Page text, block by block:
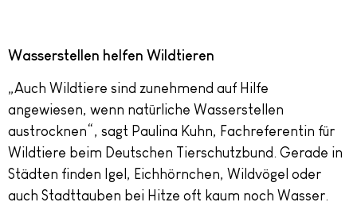
Wasserstellen helfen Wildtieren
„Auch Wildtiere sind zunehmend auf Hilfe
angewiesen, wenn natürliche Wasserstellen
austrocknen“, sagt Paulina Kuhn, Fachreferentin für
Wildtiere beim Deutschen Tierschutzbund. Gerade in
Städten finden Igel, Eichhörnchen, Wildvögel oder
auch Stadttauben bei Hitze oft kaum noch Wasser.